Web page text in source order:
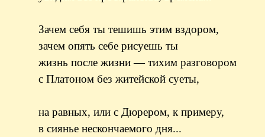
Зачем себя ты тешишь этим вздором,
зачем опять себе рисуешь ты
жизнь после жизни — тихим разговором
с Платоном без житейской суеты,
на равных, или с Дюрером, к примеру,
в сиянье нескончаемого дня...